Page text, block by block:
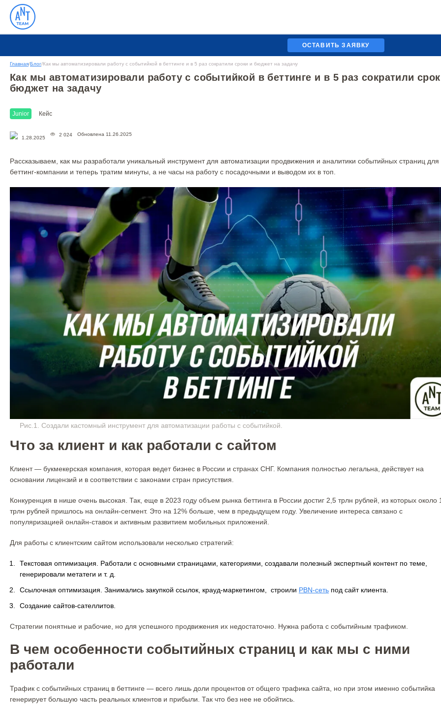
ОСТАВИТЬ ЗАЯВКУ
Главная/Блог/Как мы автоматизировали работу с событийкой в беттинге и в 5 раз сократили сроки и бюджет на задачу
Как мы автоматизировали работу с событийкой в беттинге и в 5 раз сократили
бюджет на задачу
Junior Кейс
1.28.2025
2 024 Обновлена 11.26.2025
Рассказываем, как мы разработали уникальный инструмент для автоматизации продвижения и аналитики событийных страниц для
беттинг-компании и теперь тратим минуты, а не часы на работу с посадочными и выводом их в топ.
Рис.1. Создали кастомный инструмент для автоматизации работы с событийкой.
Что за клиент и как работали с сайтом
Клиент — букмекерская компания, которая ведет бизнес в России и странах СНГ. Компания полностью легальна, действует на
основании лицензий и в соответствии с законами стран присутствия.
Конкуренция в нише очень высокая. Так, еще в 2023 году объем рынка беттинга в России достиг 2,5 трлн рублей, из которых около
трлн рублей пришлось на онлайн-сегмент. Это на 12% больше, чем в предыдущем году. Увеличение интереса связано с
популяризацией онлайн-ставок и активным развитием мобильных приложений.
Для работы с клиентским сайтом использовали несколько стратегий:
Текстовая оптимизация. Работали с основными страницами, категориями, создавали полезный экспертный контент по теме,
генерировали метатеги и т. д.
Ссылочная оптимизация. Занимались закупкой ссылок, крауд-маркетингом, строили PBN-сеть под сайт клиента.
Создание сайтов-сателлитов.
Стратегии понятные и рабочие, но для успешного продвижения их недостаточно. Нужна работа с событийным трафиком.
В чем особенности событийных страниц и как мы с ними
работали
Трафик с событийных страниц в беттинге — всего лишь доли процентов от общего трафика сайта, но при этом именно событийка
генерирует большую часть реальных клиентов и прибыли. Так что без нее не обойтись.